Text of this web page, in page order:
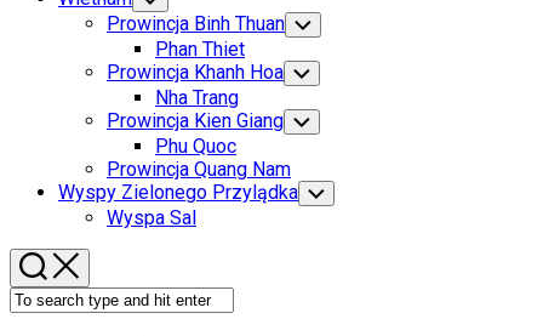
Child
Menu
Prowincja Binh Thuan Toggle
Child
Menu
Phan Thiet
Prowincja Khanh Hoa Toggle
Child
Menu
Nha Trang
Prowincja Kien Giang Toggle
Child
Phu Quoc
Prowincja Quang Nam
Wyspy Zielonego Przylądka Toggle
Child
Wyspa Sal